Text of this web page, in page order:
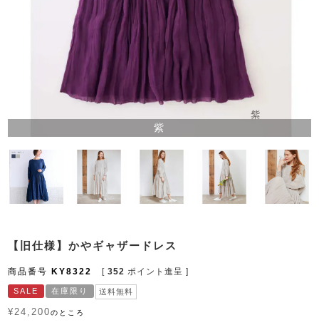
紫
【旧仕様】かやギャザードレス
商品番号 KY8322 [ 352 ポイント進呈 ]
SALE 在庫限り 送料無料
¥24,200のところ